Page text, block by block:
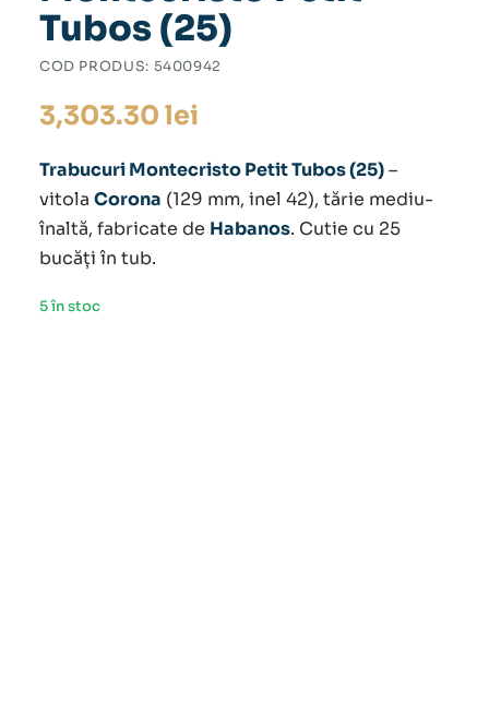
Tubos (25)
COD PRODUS: 5400942
3,303.30 lei
Trabucuri Montecristo Petit Tubos (25)–
vitola Corona (129 mm, inel 42), tărie mediu-
înaltă, fabricate de Habanos. Cutie cu 25
bucăți în tub.
5 în stoc